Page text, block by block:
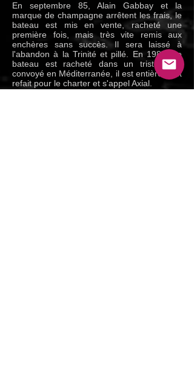
En septembre 85, Alain Gabbay et la
marque de champagne arrêtent les frais, le
bateau est mis en vente, racheté une
première fois, mais très vite remis aux
enchères sans succès. Il sera laissé à
l'abandon à la Trinité et pillé. En 1987, Le
bateau est racheté dans un triste état,
convoyé en Méditerranée, il est entièrement
refait pour le charter et s'appel Axial.